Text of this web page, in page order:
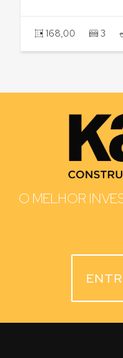
227,48
O MELHOR